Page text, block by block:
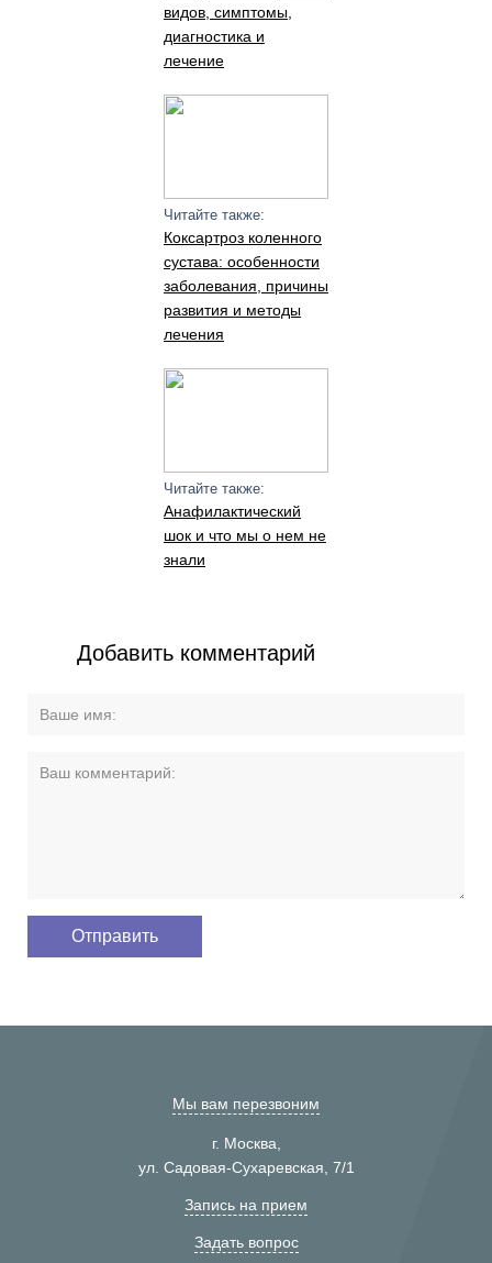
видов, симптомы,
диагностика и
лечение
Читайте также:
Коксартроз коленного
сустава: особенности
заболевания, причины
развития и методы
лечения
Читайте также:
Анафилактический
шок и что мы о нем не
знали
Добавить комментарий
Мы вам перезвоним
г. Москва,
ул. Садовая-Сухаревская, 7/1
Запись на прием
Задать вопрос